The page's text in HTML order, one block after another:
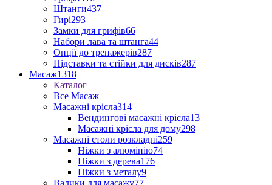
Штанги437
Гирі293
Замки для грифів66
Набори лава та штанга44
Опції до тренажерів287
Підставки та стійки для дисків287
Масаж1318
Каталог
Все Масаж
Масажні крісла314
Вендингові масажні крісла13
Масажні крісла для дому298
Масажні столи розкладні259
Ніжки з алюмінію74
Ніжки з дерева176
Ніжки з металу9
Валики для масажу77